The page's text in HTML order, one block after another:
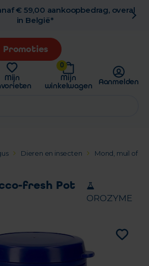
€ 59,00 aankoopbedrag, overal
in België*
Promoties
Mijn
0
Mijn
winkelwagen
Aanmelden
Dieren en insecten Mond, muil of
fresh Pot
OROZYME